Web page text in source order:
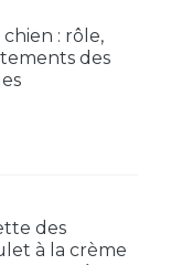
: rôle,
des
des
à la crème